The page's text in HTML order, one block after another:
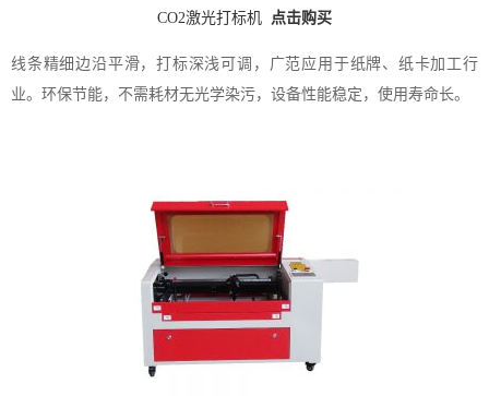
CO2激光打标机 点击购买
线条精细边沿平滑，打标深浅可调，广范应用于纸牌、纸卡加工行
业。环保节能，不需耗材无光学染污，设备性能稳定，使用寿命长。